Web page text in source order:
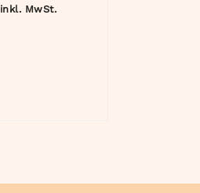
inkl. MwSt.